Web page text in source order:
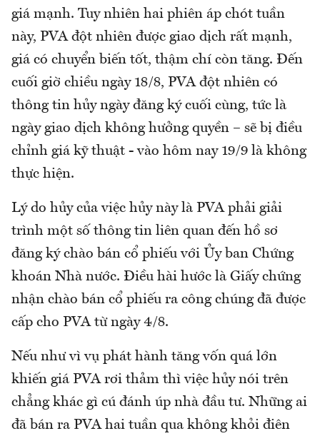
giá mạnh. Tuy nhiên hai phiên áp chót tuần
này, PVA đột nhiên được giao dịch rất mạnh,
giá có chuyển biến tốt, thậm chí còn tăng. Đến
cuối giờ chiều ngày 18/8, PVA đột nhiên có
thông tin hủy ngày đăng ký cuối cùng, tức là
ngày giao dịch không hưởng quyền – sẽ bị điều
chỉnh giá kỹ thuật - vào hôm nay 19/9 là không
thực hiện.
Lý do hủy của việc hủy này là PVA phải giải
trình một số thông tin liên quan đến hồ sơ
đăng ký chào bán cổ phiếu với Ủy ban Chứng
khoán Nhà nước. Điều hài hước là Giấy chứng
nhận chào bán cổ phiếu ra công chúng đã được
cấp cho PVA từ ngày 4/8.
Nếu như vì vụ phát hành tăng vốn quá lớn
khiến giá PVA rơi thảm thì việc hủy nói trên
chẳng khác gì cú đánh úp nhà đầu tư. Những ai
đã bán ra PVA hai tuần qua không khỏi điên